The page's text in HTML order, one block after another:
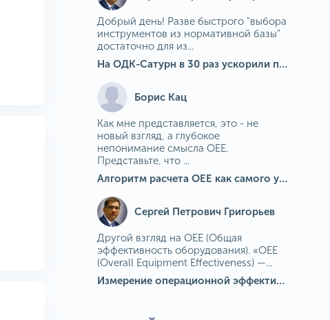
Добрый день! Разве быстрого "выбора
инструментов из нормативной базы"
достаточно для из...
На ОДК-Сатурн в 30 раз ускорили подбор средств измерения для контроля качества продукции
Борис Кац
Как мне представляется, это - не
новый взгляд, а глубокое
непонимание смысла OEE.
Представьте, что ...
Алгоритм расчета ОЕЕ как самого универсального и современного показателя эффективности оборудования в мире
Сергей Петрович Григорьев
Другой взгляд на OEE (Общая
эффективность оборудования). «OEE
(Overall Equipment Effectiveness) —...
Измерение операционной эффективности: ключевые показатели для непрерывного совершенствования